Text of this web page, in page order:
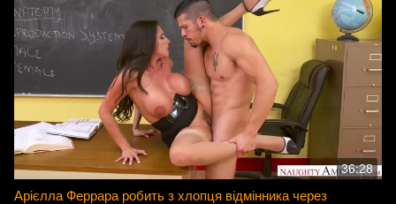
36:28
Арієлла Феррара робить з хлопця відмінника через